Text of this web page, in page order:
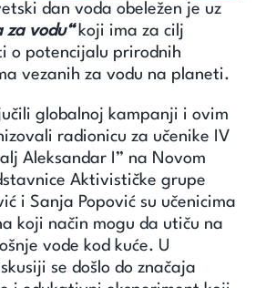
dan voda obeležen je uz
za vodu“koji ima za cilj
o potencijalu prirodnih
vezanih za vodu na planeti.
globalnoj kampanji i ovim
radionicu za učenike IV
Aleksandar I” na Novom
Aktivističke grupe
i Sanja Popović su učenicima
koji način mogu da utiču na
vode kod kuće. U
se došlo do značaja